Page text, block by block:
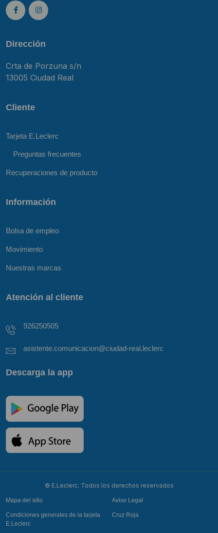
Dirección
Crta de Porzuna s/n
13005 Ciudad Real
Cliente
Tarjeta E.Leclerc
Preguntas frecuentes
Recuperaciones de producto
Información
Bolsa de empleo
Movimiento
Nuestras marcas
Atención al cliente
926250505
asistente.comunicacion@ciudad-real.leclerc
Descarga la app
© E.Leclerc. Todos los derechos reservados
Mapa del sitio Aviso Legal
Condiciones generales de la tarjeta
E.Leclerc
Cruz Roja